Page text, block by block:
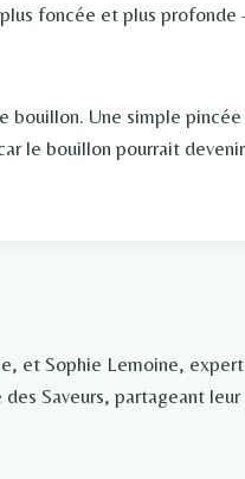
foncée et plus profonde
bouillon. Une simple
le bouillon pourrait
et Sophie Lemoine,
Saveurs, partageant leur